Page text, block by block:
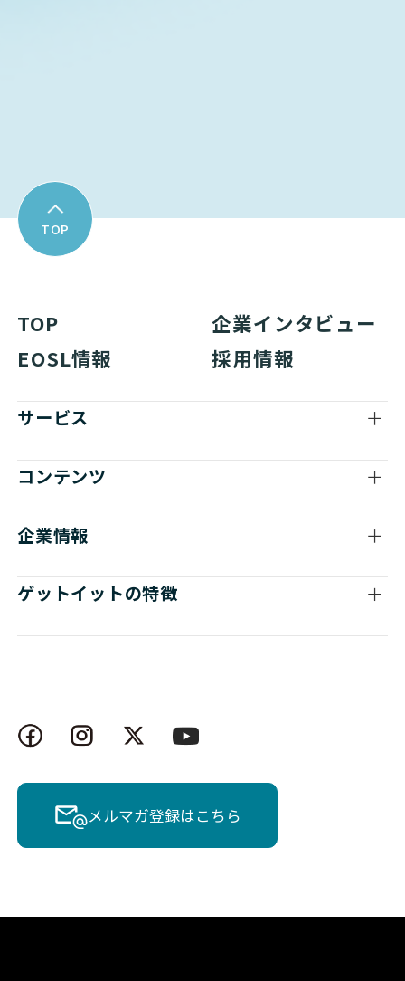
TOP
TOP
企業インタビュー
EOSL情報
採用情報
サービス
コンテンツ
企業情報
ゲットイットの特徴
メルマガ登録はこちら